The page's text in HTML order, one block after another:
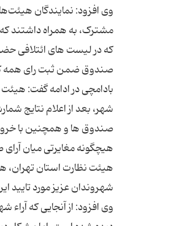
وی افزود: نمایندگان
که در لیست های ائتلافی
بادامچی در ادامه گفت:
صندوق ها و همچنین با
هیچگونه مغایرتی میان
هیئت نظارت استان تهران،
وی افزود: از آنجایی که